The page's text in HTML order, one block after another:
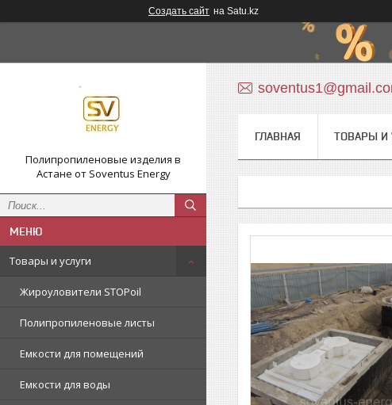
Создать сайт на Satu.kz
Полипропиленовые изделия в
Астане от Soventus Energy
Товары и услуги
Жироуловители STOPoil
Полипропиленовые листы
Емкости для помещений
Емкости для воды
ГЛАВНАЯ ТОВАРЫ И